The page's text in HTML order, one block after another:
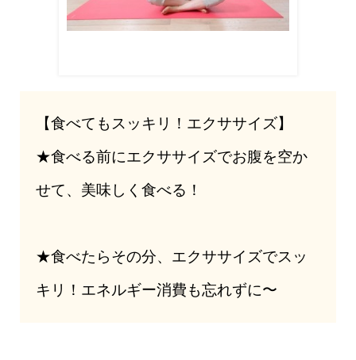
【食べてもスッキリ！エクササイズ】
★食べる前にエクササイズでお腹を空か
せて、美味しく食べる！
★食べたらその分、エクササイズでスッ
キリ！エネルギー消費も忘れずに〜